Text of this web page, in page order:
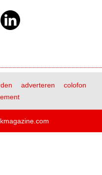
adverteren
colofon